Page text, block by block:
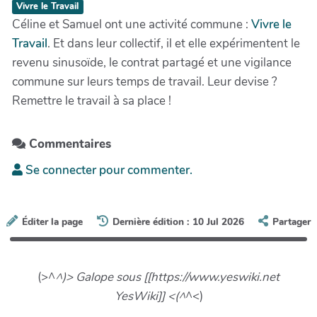
Vivre le Travail
Céline et Samuel ont une activité commune : Vivre le
Travail. Et dans leur collectif, il et elle expérimentent le
revenu sinusoïde, le contrat partagé et une vigilance
commune sur leurs temps de travail. Leur devise ?
Remettre le travail à sa place !
Commentaires
Se connecter pour commenter.
Éditer la page Dernière édition : 10 Jul 2026 Partager
(>^^)> Galope sous [[https://www.yeswiki.net
YesWiki]] <(^^<)